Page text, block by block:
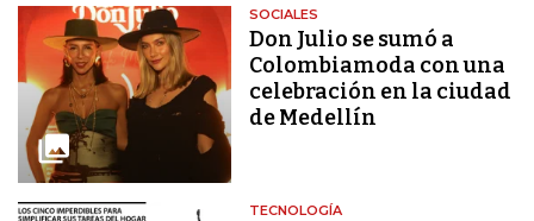
SOCIALES
Don Julio se sumó a
Colombiamoda con una
celebración en la ciudad
de Medellín
TECNOLOGÍA